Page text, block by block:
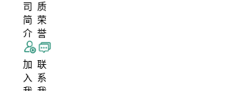
司
简
介
质
荣
誉
加
入
联
系